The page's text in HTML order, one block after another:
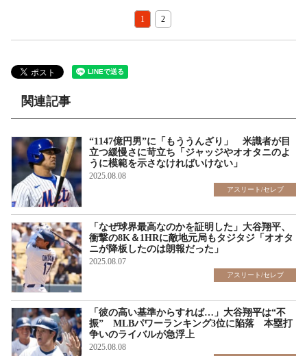
1 2
関連記事
“1147億円男”に「もううんざり」 米識者が目
立つ緩慢さに苛立ち「ジャッジやオオタニのよ
うに模範を示さなければいけない」
2025.08.08
アスリート/セレブ
「なぜ球界最高なのかを証明した」大谷翔平、
衝撃の8K＆1HRに敵地元局もタジタジ「オオタ
ニが降板したのは朗報だった」
2025.08.07
アスリート/セレブ
「彼の高い基準からすれば…」大谷翔平は“不
振” MLBパワーランキング3位に陥落 本塁打
争いのライバルが急浮上
2025.08.08